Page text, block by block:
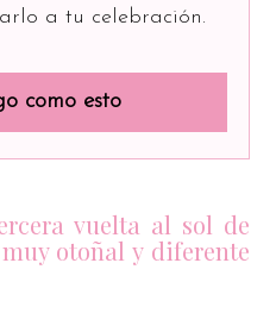
a tu celebración.
como esto
vuelta al sol de
otoñal y diferente